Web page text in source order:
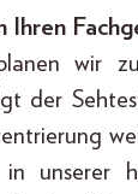
wir
der
unserer